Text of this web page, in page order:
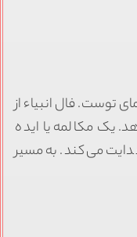
توست. فال انبیاء از
یک مکالمه یا ایده
می‌کند. به مسیر